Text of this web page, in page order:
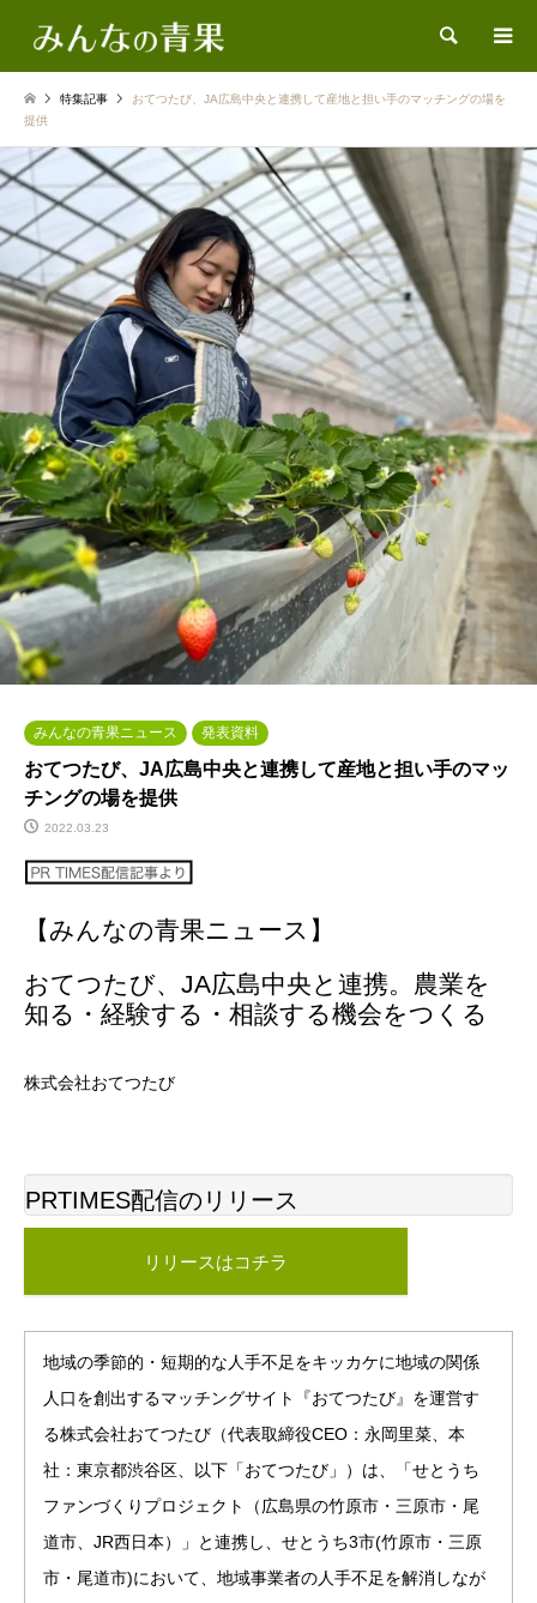
検索
特集記事
おてつたび、JA広島中央と連携して産地と担い手のマッチングの場を
提供
みんなの青果ニュース 発表資料
おてつたび、JA広島中央と連携して産地と担い手のマッ
チングの場を提供
2022.03.23
【みんなの青果ニュース】
おてつたび、JA広島中央と連携。農業を
知る・経験する・相談する機会をつくる
株式会社おてつたび
PRTIMES配信のリリース
リリースはコチラ
地域の季節的・短期的な人手不足をキッカケに地域の関係
人口を創出するマッチングサイト『おてつたび』を運営す
る株式会社おてつたび（代表取締役CEO：永岡里菜、本
社：東京都渋谷区、以下「おてつたび」）は、「せとうち
ファンづくりプロジェクト（広島県の竹原市・三原市・尾
道市、JR西日本）」と連携し、せとうち3市(竹原市・三原
市・尾道市)において、地域事業者の人手不足を解消しなが